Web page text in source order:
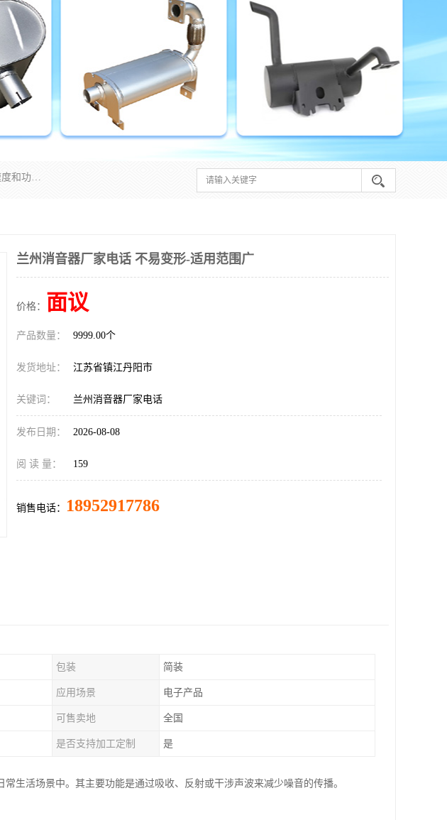
消音器主要用于降低机械设备或枪械等产生的噪声。它通过阻尼或增加排气面积来降低排气速度和功率，从而降低噪声。常见的消音器类型包括阻性消声器、抗性消声器、共振消声器以及阻抗复合式消声器等。这些消音器各有特点，适用于不同频率的噪声消除。
兰州消音器厂家电话 不易变形-适用范围广
价格： 面议
产品数量： 9999.00个
发货地址： 江苏省镇江丹阳市
关键词： 兰州消音器厂家电话
发布日期： 2026-08-08
阅 读 量： 159
销售电话： 18952917786
包装 简装
应用场景 电子产品
可售卖地 全国
是否支持加工定制 是
生活场景中。其主要功能是通过吸收、反射或干涉声波来减少噪音的传播。